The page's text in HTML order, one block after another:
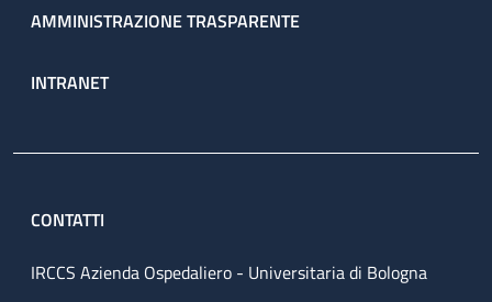
AMMINISTRAZIONE TRASPARENTE
INTRANET
CONTATTI
IRCCS Azienda Ospedaliero - Universitaria di Bologna